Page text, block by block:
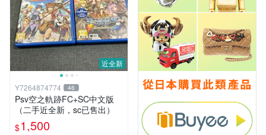
近全新
Y7264874774 46
Psv空之軌跡FC+SC中文版
（二手近全新，sc已售出）
$1,500